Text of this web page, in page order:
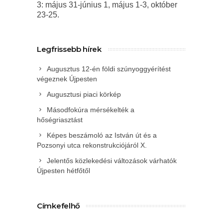
3: május 31-június 1, május 1-3, október
23-25.
Legfrissebb hírek
Augusztus 12-én földi szúnyoggyérítést
végeznek Újpesten
Augusztusi piaci körkép
Másodfokúra mérsékelték a
hőségriasztást
Képes beszámoló az István út és a
Pozsonyi utca rekonstrukciójáról X.
Jelentős közlekedési változások várhatók
Újpesten hétfőtől
Címkefelhő